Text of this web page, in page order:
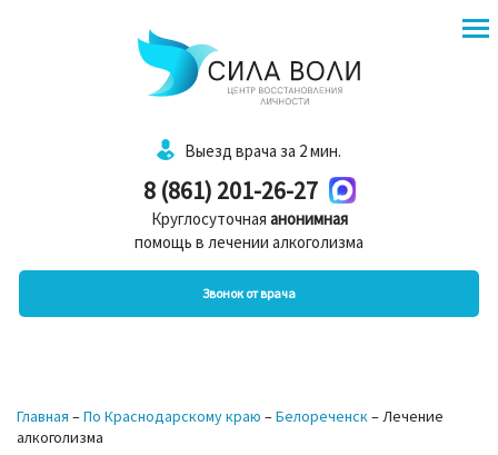
Выезд врача за 2 мин.
8 (861) 201-26-27
Круглосуточная анонимная
помощь в лечении алкоголизма
Звонок от врача
Главная –По Краснодарскому краю –Белореченск–Лечение
алкоголизма